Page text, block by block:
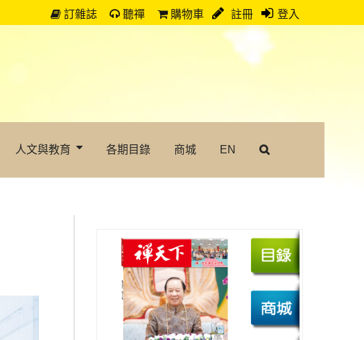
訂雜誌 聽禪 購物車 註冊 登入
人文與教育 各期目錄 商城 EN